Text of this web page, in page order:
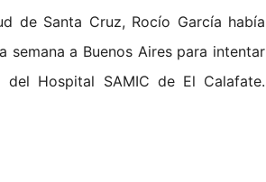
de Santa Cruz, Rocío García había
a Buenos Aires para intentar
Hospital SAMIC de El Calafate.